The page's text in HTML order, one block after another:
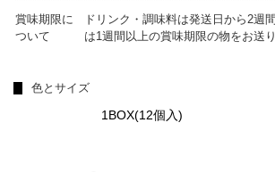
賞味期限に
ついて
ドリンク・調味料は発送日から2週
は1週間以上の賞味期限の物をお送
色とサイズ
1BOX(12個入)